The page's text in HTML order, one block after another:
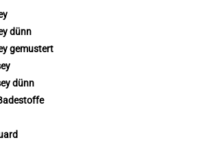
dünn
gemustert
dünn